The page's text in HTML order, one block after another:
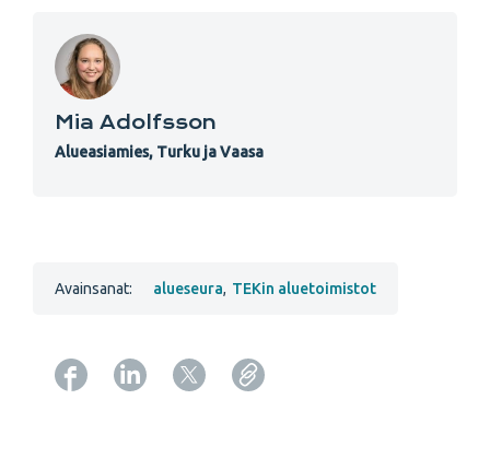
Mia Adolfsson
Alueasiamies, Turku ja Vaasa
Avainsanat: alueseura, TEKin aluetoimistot